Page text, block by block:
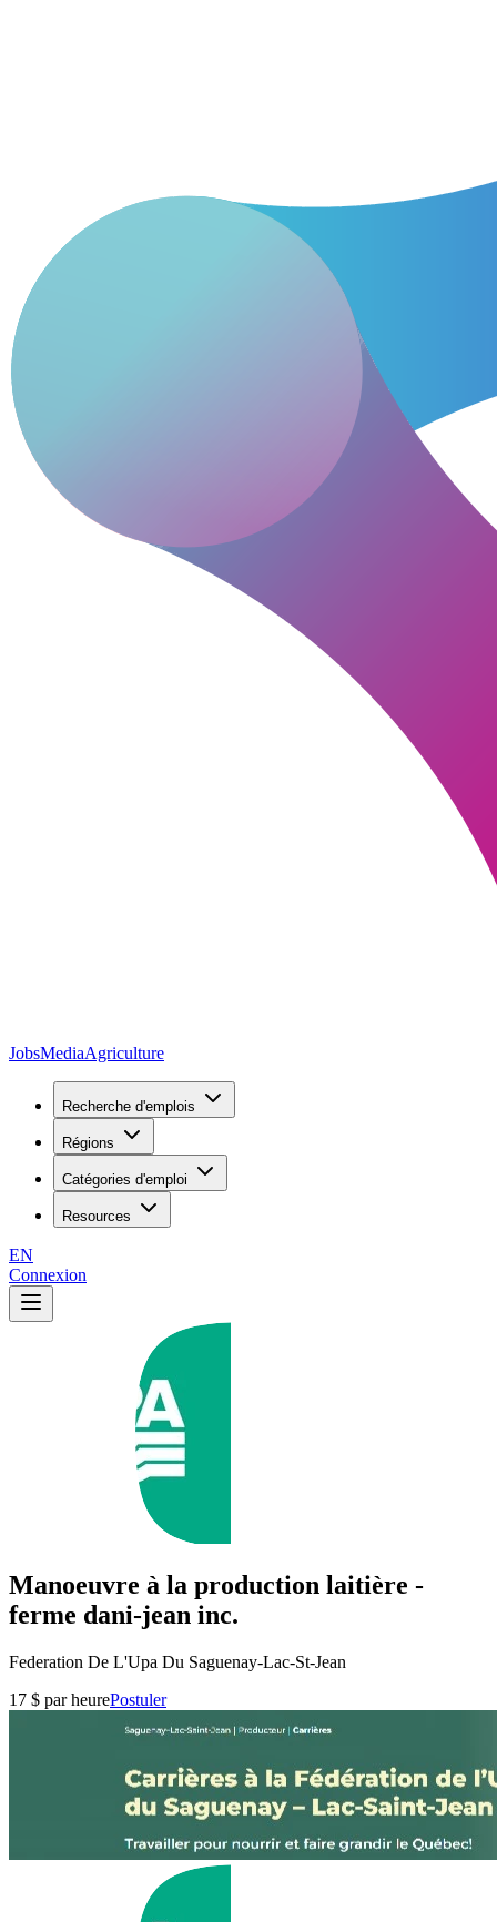
JobsMediaAgriculture
Recherche d'emplois
Régions
Catégories d'emploi
Resources
EN
Connexion
Manoeuvre à la production laitière -
ferme dani-jean inc.
Federation De L'Upa Du Saguenay-Lac-St-Jean
17 $ par heurePostuler